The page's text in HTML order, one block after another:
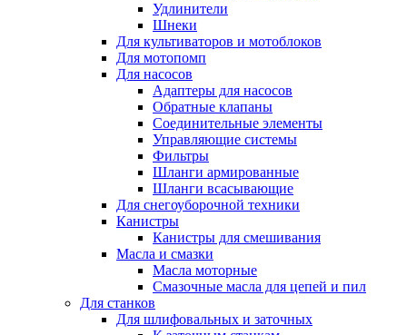
Удлинители
Шнеки
Для культиваторов и мотоблоков
Для мотопомп
Для насосов
Адаптеры для насосов
Обратные клапаны
Соединительные элементы
Управляющие системы
Фильтры
Шланги армированные
Шланги всасывающие
Для снегоуборочной техники
Канистры
Канистры для смешивания
Масла и смазки
Масла моторные
Смазочные масла для цепей и пил
Для станков
Для шлифовальных и заточных